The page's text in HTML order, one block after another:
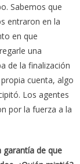
Sabemos que
entraron en la
en que
una
de la finalización
cuenta, algo
Los agentes
por la fuerza a la
de que